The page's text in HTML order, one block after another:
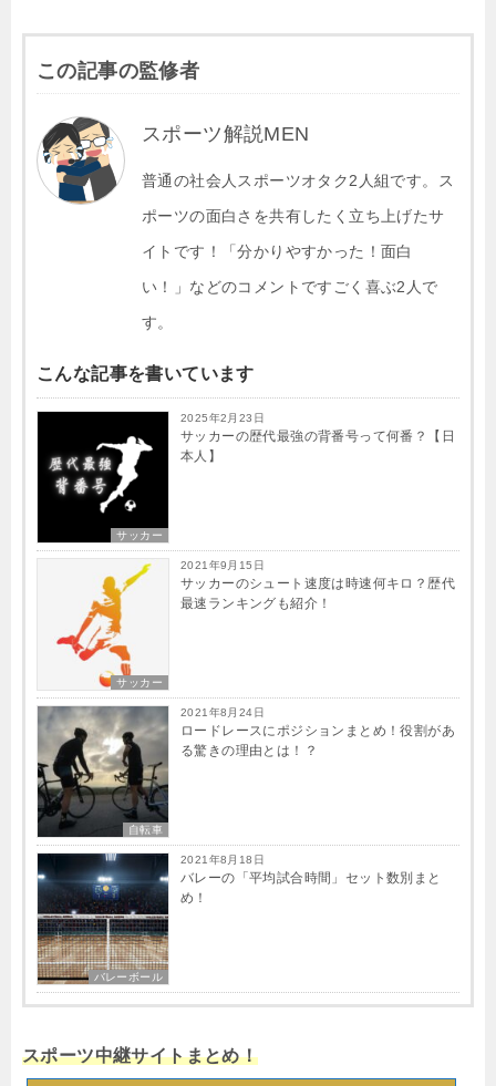
c
e
b
o
o
tt
er
e
n
a
c
k
et
e p
y
Li
k
この記事の監修者
スポーツ解説MEN
普通の社会人スポーツオタク2人組です。ス
ポーツの面白さを共有したく立ち上げたサ
イトです！「分かりやすかった！面白
い！」などのコメントですごく喜ぶ2人で
す。
こんな記事を書いています
サッカー
2025年2月23日
サッカーの歴代最強の背番号って何番？【日
本人】
サッカー
2021年9月15日
サッカーのシュート速度は時速何キロ？歴代
最速ランキングも紹介！
自転車
2021年8月24日
ロードレースにポジションまとめ！役割があ
る驚きの理由とは！？
バレーボール
2021年8月18日
バレーの「平均試合時間」セット数別まと
め！
スポーツ中継サイトまとめ！